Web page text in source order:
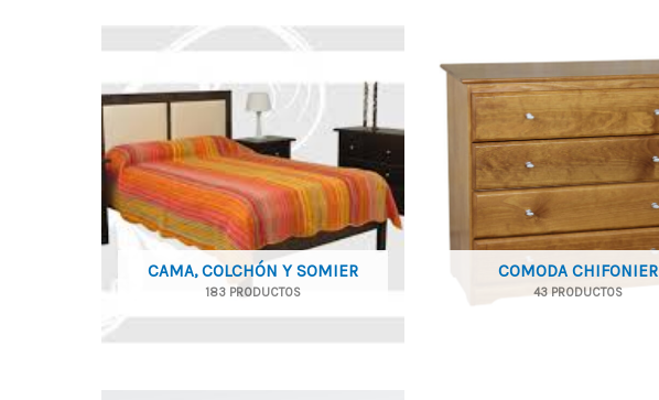
CAMA, COLCHÓN Y SOMIER
183 PRODUCTOS
COMODA CHIFONIER
43 PRODUCTOS